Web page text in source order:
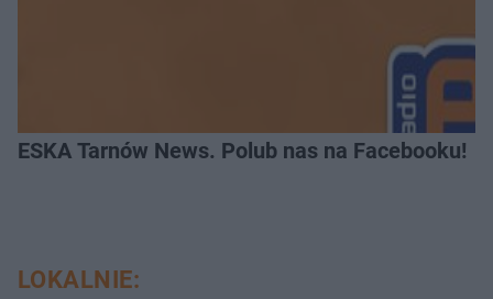
ESKA Tarnów News. Polub nas na Facebooku!
LOKALNIE: